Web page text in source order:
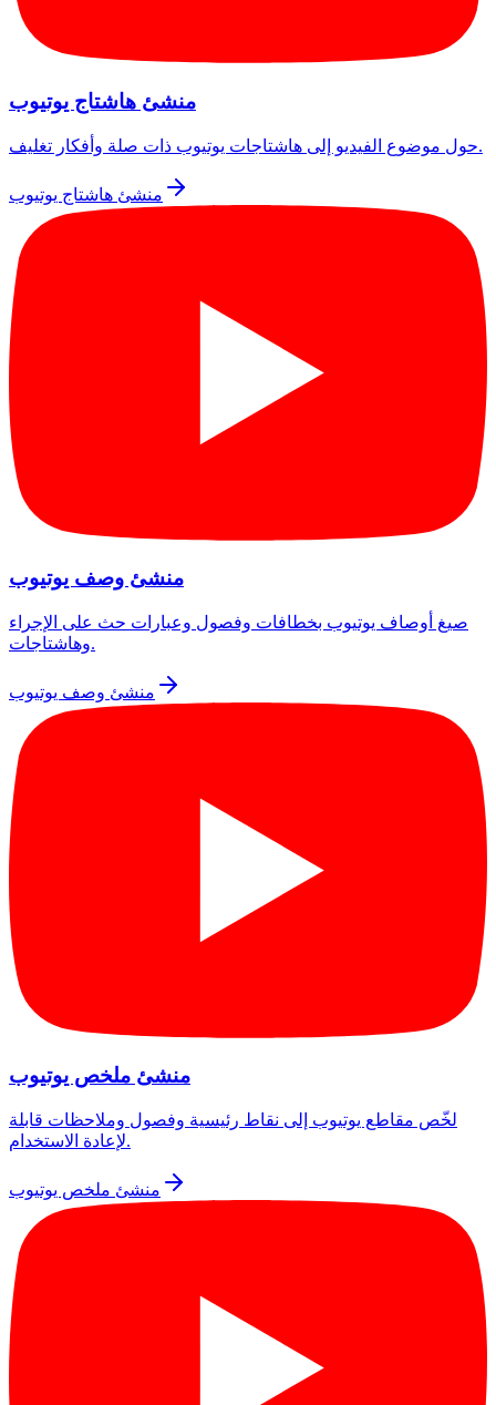
منشئ هاشتاج يوتيوب
حول موضوع الفيديو إلى هاشتاجات يوتيوب ذات صلة وأفكار تغليف.
منشئ هاشتاج يوتيوب
منشئ وصف يوتيوب
صيغ أوصاف يوتيوب بخطافات وفصول وعبارات حث على الإجراء
وهاشتاجات.
منشئ وصف يوتيوب
منشئ ملخص يوتيوب
لخّص مقاطع يوتيوب إلى نقاط رئيسية وفصول وملاحظات قابلة
لإعادة الاستخدام.
منشئ ملخص يوتيوب